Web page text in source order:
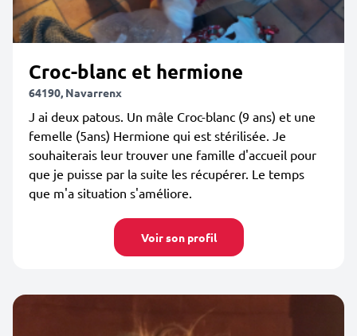
Croc-blanc et hermione
64190, Navarrenx
J ai deux patous. Un mâle Croc-blanc (9 ans) et une
femelle (5ans) Hermione qui est stérilisée. Je
souhaiterais leur trouver une famille d'accueil pour
que je puisse par la suite les récupérer. Le temps
que m'a situation s'améliore.
Voir son profil